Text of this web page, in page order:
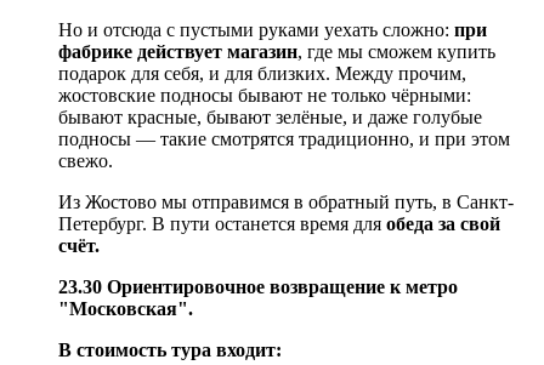
Но и отсюда с пустыми руками уехать сложно: при
фабрике действует магазин, где мы сможем купить
подарок для себя, и для близких. Между прочим,
жостовские подносы бывают не только чёрными:
бывают красные, бывают зелёные, и даже голубые
подносы — такие смотрятся традиционно, и при этом
свежо.
Из Жостово мы отправимся в обратный путь, в Санкт-
Петербург. В пути останется время для обеда за свой
счёт.
23.30 Ориентировочное возвращение к метро
"Московская".
В стоимость тура входит: